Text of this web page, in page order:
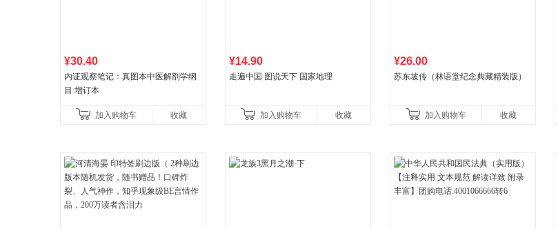
¥30.40
内证观察笔记：真图本中医解剖学纲
目 增订本
加入购物车 收藏
¥14.90
走遍中国 图说天下 国家地理
加入购物车 收藏
¥26.00
苏东坡传（林语堂纪念典藏精装版）
加入购物车 收藏